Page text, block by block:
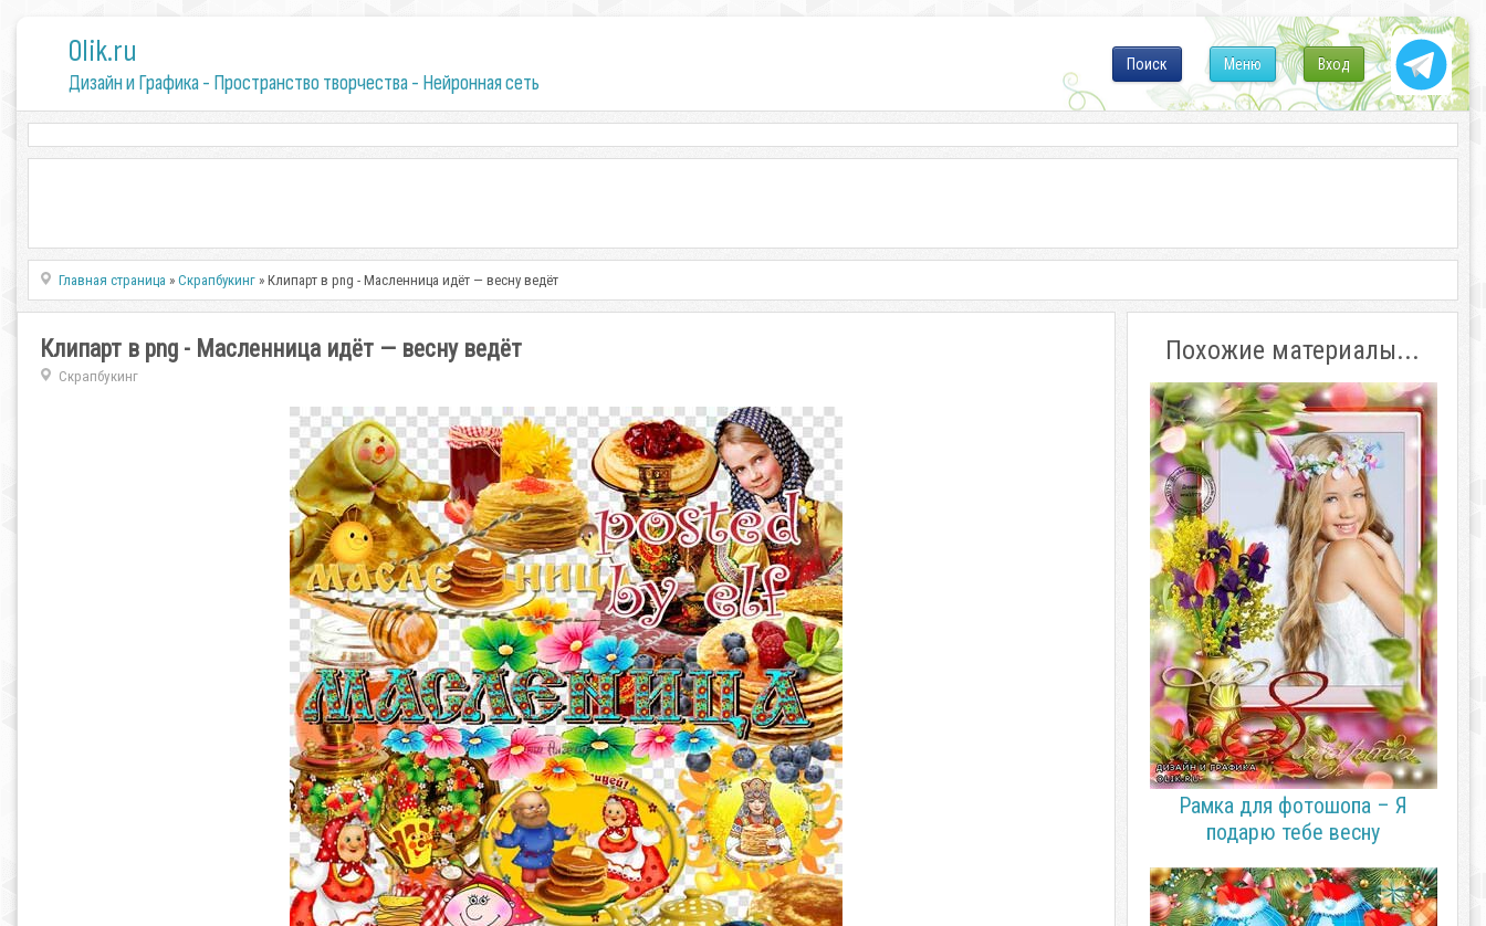
0lik.ru
Дизайн и Графика - Пространство творчества - Нейронная сеть
Вход
Меню
Поиск
Главная страница »Скрапбукинг » Клипарт в png - Масленница идёт — весну ведёт
Клипарт в png - Масленница идёт — весну ведёт
Скрапбукинг
Похожие материалы...
Рамка для фотошопа – Я
подарю тебе весну